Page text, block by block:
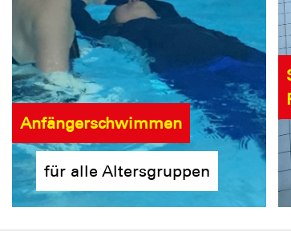
Anfängerschwimmen
für alle Altersgruppen